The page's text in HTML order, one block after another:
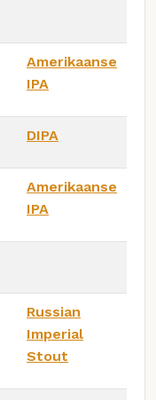
Amerikaanse
IPA
DIPA
Amerikaanse
IPA
Russian
Imperial
Stout